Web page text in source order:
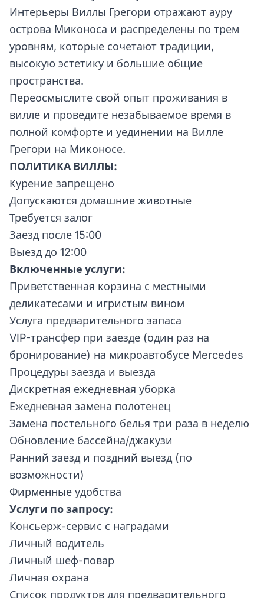
Интерьеры Виллы Грегори отражают ауру
острова Миконоса и распределены по трем
уровням, которые сочетают традиции,
высокую эстетику и большие общие
пространства.
Переосмыслите свой опыт проживания в
вилле и проведите незабываемое время в
полной комфорте и уединении на Вилле
Грегори на Миконосе.
ПОЛИТИКА ВИЛЛЫ:
Курение запрещено
Допускаются домашние животные
Требуется залог
Заезд после 15:00
Выезд до 12:00
Включенные услуги:
Приветственная корзина с местными
деликатесами и игристым вином
Услуга предварительного запаса
VIP-трансфер при заезде (один раз на
бронирование) на микроавтобусе Mercedes
Процедуры заезда и выезда
Дискретная ежедневная уборка
Ежедневная замена полотенец
Замена постельного белья три раза в неделю
Обновление бассейна/джакузи
Ранний заезд и поздний выезд (по
возможности)
Фирменные удобства
Услуги по запросу:
Консьерж-сервис с наградами
Личный водитель
Личный шеф-повар
Личная охрана
Список продуктов для предварительного